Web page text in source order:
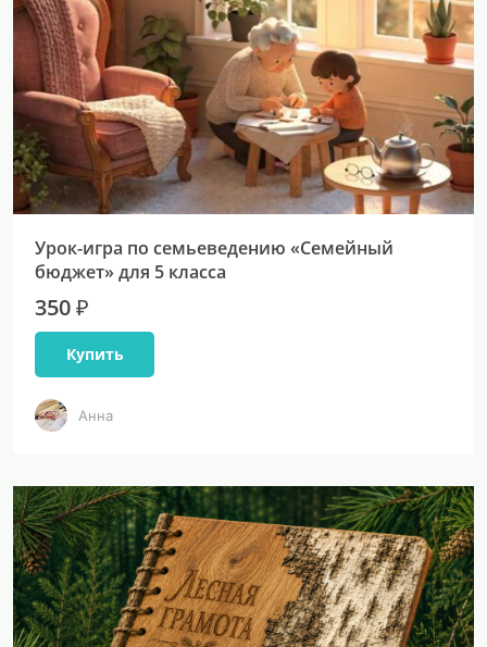
Урок-игра по семьеведению «Семейный
бюджет» для 5 класса
350 ₽
Купить
Анна